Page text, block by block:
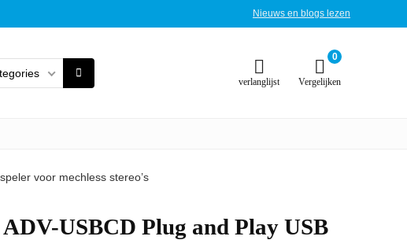
Nieuws en blogs lezen
verlanglijst
0
Vergelijken
voor mechless stereo’s
ADV-USBCD Plug and Play USB